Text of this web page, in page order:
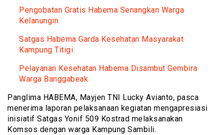
Pengobatan Gratis Habema Senangkan Warga
Kelanungin
Satgas Habema Garda Kesehatan Masyarakat
Kampung Titigi
Pelayanan Kesehatan Habema Disambut Gembira
Warga Banggabeak
Panglima HABEMA, Mayjen TNI Lucky Avianto, pasca
menerima laporan pelaksanaan kegiatan mengapresiasi
inisiatif Satgas Yonif 509 Kostrad melaksanakan
Komsos dengan warga Kampung Sambili.